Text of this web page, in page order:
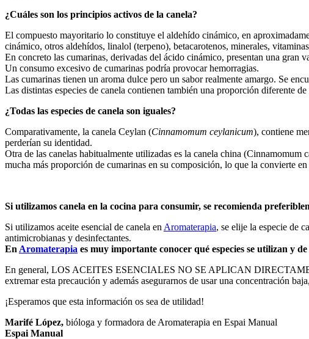
¿Cuáles son los principios activos de la canela?
El compuesto mayoritario lo constituye el aldehído cinámico, en
cinámico, otros aldehídos, linalol (terpeno), betacarotenos, minerales,
En concreto las cumarinas, derivadas del ácido cinámico, presentan una gran
Un consumo excesivo de cumarinas podría provocar hemorragias.
Las cumarinas tienen un aroma dulce pero un sabor realmente amargo. Se
Las distintas especies de canela contienen también una proporción diferente
¿Todas las especies de canela son iguales?
Comparativamente, la canela Ceylan (Cinnamomum ceylanicum), contiene
perderían su identidad.
Otra de las canelas habitualmente utilizadas es la canela china
mucha más proporción de cumarinas en su composición, lo que la convierte
Si utilizamos canela en la cocina para consumir, se recomienda
Si utilizamos aceite esencial de canela en Aromaterapia, se elije la especie de
antimicrobianas y desinfectantes.
En Aromaterapia es muy importante conocer qué especies se utilizan y
En general, LOS ACEITES ESENCIALES NO SE APLICAN
extremar esta precaución y además asegurarnos de usar una concentración
¡Esperamos que esta información os sea de utilidad!
Marifé López, bióloga y formadora de Aromaterapia en Espai Manual
Espai Manual